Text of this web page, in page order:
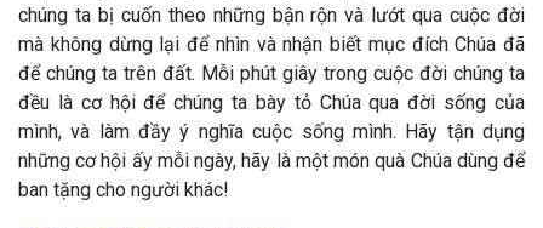
chúng ta bị cuốn theo những bận rộn và lướt qua cuộc đời
mà không dừng lại để nhìn và nhận biết mục đích Chúa đã
để chúng ta trên đất. Mỗi phút giây trong cuộc đời chúng ta
đều là cơ hội để chúng ta bày tỏ Chúa qua đời sống của
mình, và làm đầy ý nghĩa cuộc sống mình. Hãy tận dụng
những cơ hội ấy mỗi ngày, hãy là một món quà Chúa dùng để
ban tặng cho người khác!